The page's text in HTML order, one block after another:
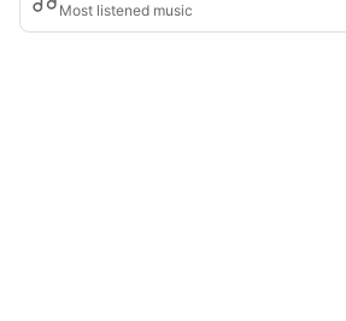
Most listened music